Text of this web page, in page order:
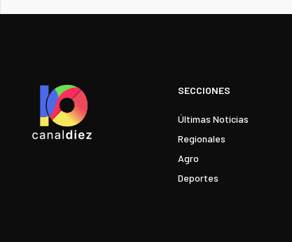
SECCIONES
Últimas Noticias
Regionales
Agro
Deportes